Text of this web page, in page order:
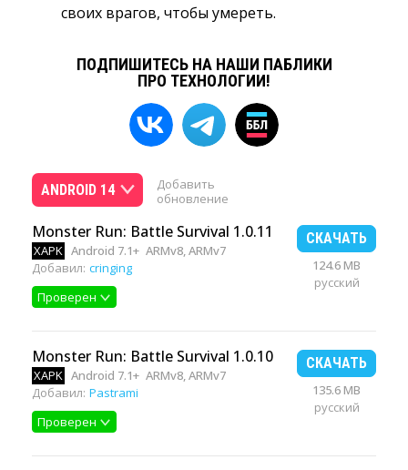
своих врагов, чтобы умереть.
ПОДПИШИТЕСЬ НА НАШИ ПАБЛИКИ
ПРО ТЕХНОЛОГИИ!
ANDROID 14
Добавить
обновление
Monster Run: Battle Survival 1.0.11
XAPK Android 7.1+ ARMv8, ARMv7
Добавил: cringing
Проверен
СКАЧАТЬ
124.6 MB
русский
Monster Run: Battle Survival 1.0.10
XAPK Android 7.1+ ARMv8, ARMv7
Добавил: Pastrami
Проверен
СКАЧАТЬ
135.6 MB
русский